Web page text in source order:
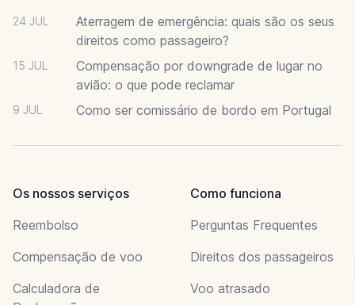
24 JUL
Aterragem de emergência: quais são os seus
direitos como passageiro?
15 JUL
Compensação por downgrade de lugar no
avião: o que pode reclamar
9 JUL Como ser comissário de bordo em Portugal
Os nossos serviços
Reembolso
Compensação de voo
Calculadora de
Como funciona
Perguntas Frequentes
Direitos dos passageiros
Voo atrasado